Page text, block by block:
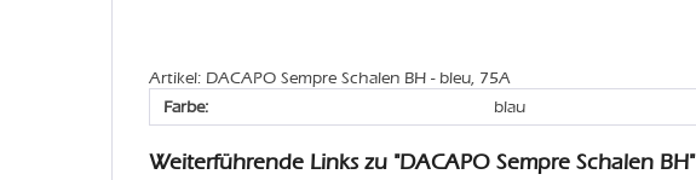
Artikel: DACAPO Sempre Schalen BH - bleu, 75A
Farbe:
blau
Weiterführende Links zu "DACAPO Sempre Schalen BH"